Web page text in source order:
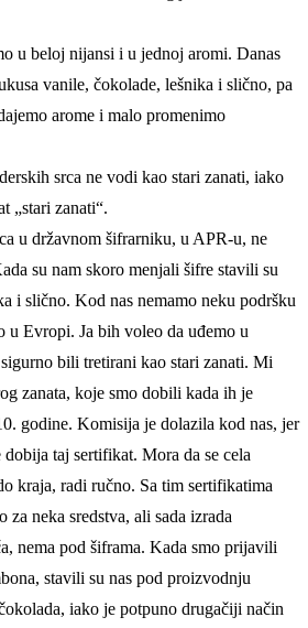
u beloj nijansi i u jednoj aromi. Danas
vanile, čokolade, lešnika i slično, pa
arome i malo promenimo
srca ne vodi kao stari zanati, iako
„stari zanati“.
u državnom šifrarniku, u APR-u, ne
su nam skoro menjali šifre stavili su
i slično. Kod nas nemamo neku podršku
u Evropi. Ja bih voleo da uđemo u
bili tretirani kao stari zanati. Mi
zanata, koje smo dobili kada ih je
godine. Komisija je dolazila kod nas, jer
taj sertifikat. Mora da se cela
kraja, radi ručno. Sa tim sertifikatima
neka sredstva, ali sada izrada
nema pod šiframa. Kada smo prijavili
stavili su nas pod proizvodnju
iako je potpuno drugačiji način